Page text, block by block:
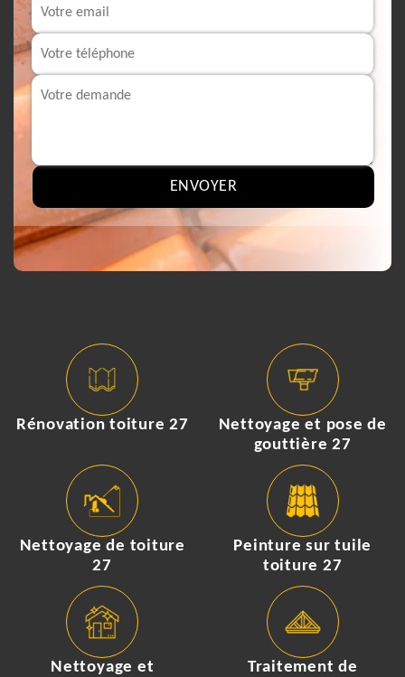
Rénovation toiture 27
Nettoyage et pose de
gouttière 27
Nettoyage de toiture
27
Peinture sur tuile
toiture 27
Nettoyage et
Traitement de